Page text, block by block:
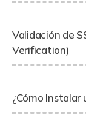
Validación de
Verification)
¿Cómo Instalar